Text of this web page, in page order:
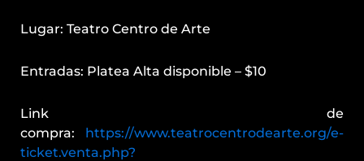
Lugar: Teatro Centro de Arte
Entradas: Platea Alta disponible – $10
Link de
compra: https://www.teatrocentrodearte.org/e-
ticket.venta.php?